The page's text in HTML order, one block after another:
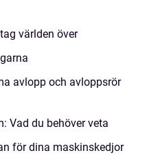
världen över
avlopp och avloppsrör
Vad du behöver veta
för dina maskinskedjor